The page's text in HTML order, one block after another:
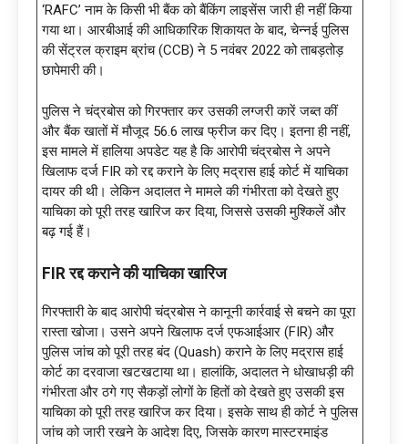
‘RAFC’ नाम के किसी भी बैंक को बैंकिंग लाइसेंस जारी ही नहीं किया
गया था। आरबीआई की आधिकारिक शिकायत के बाद, चेन्नई पुलिस
की सेंट्रल क्राइम ब्रांच (CCB) ने 5 नवंबर 2022 को ताबड़तोड़
छापेमारी की।
पुलिस ने चंद्रबोस को गिरफ्तार कर उसकी लग्जरी कारें जब्त कीं
और बैंक खातों में मौजूद 56.6 लाख फ्रीज कर दिए। इतना ही नहीं,
इस मामले में हालिया अपडेट यह है कि आरोपी चंद्रबोस ने अपने
खिलाफ दर्ज FIR को रद्द कराने के लिए मद्रास हाई कोर्ट में याचिका
दायर की थी। लेकिन अदालत ने मामले की गंभीरता को देखते हुए
याचिका को पूरी तरह खारिज कर दिया, जिससे उसकी मुश्किलें और
बढ़ गई हैं।
FIR रद्द कराने की याचिका खारिज
गिरफ्तारी के बाद आरोपी चंद्रबोस ने कानूनी कार्रवाई से बचने का पूरा
रास्ता खोजा। उसने अपने खिलाफ दर्ज एफआईआर (FIR) और
पुलिस जांच को पूरी तरह बंद (Quash) कराने के लिए मद्रास हाई
कोर्ट का दरवाजा खटखटाया था। हालांकि, अदालत ने धोखाधड़ी की
गंभीरता और ठगे गए सैकड़ों लोगों के हितों को देखते हुए उसकी इस
याचिका को पूरी तरह खारिज कर दिया। इसके साथ ही कोर्ट ने पुलिस
जांच को जारी रखने के आदेश दिए, जिसके कारण मास्टरमाइंड